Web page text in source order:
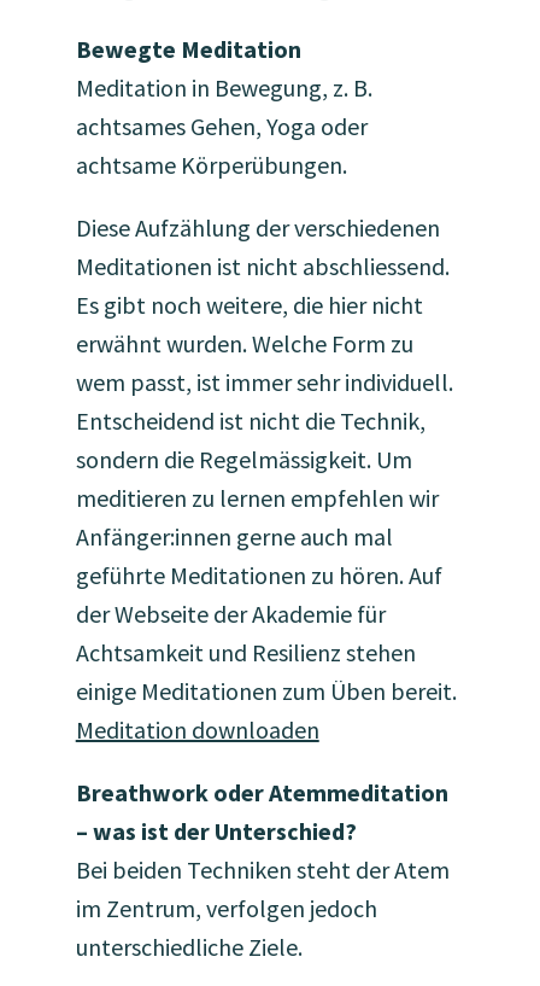
Bewegte Meditation
Meditation in Bewegung, z. B.
achtsames Gehen, Yoga oder
achtsame Körperübungen.
Diese Aufzählung der verschiedenen
Meditationen ist nicht abschliessend.
Es gibt noch weitere, die hier nicht
erwähnt wurden. Welche Form zu
wem passt, ist immer sehr individuell.
Entscheidend ist nicht die Technik,
sondern die Regelmässigkeit. Um
meditieren zu lernen empfehlen wir
Anfänger:innen gerne auch mal
geführte Meditationen zu hören. Auf
der Webseite der Akademie für
Achtsamkeit und Resilienz stehen
einige Meditationen zum Üben bereit.
Meditation downloaden
Breathwork oder Atemmeditation
– was ist der Unterschied?
Bei beiden Techniken steht der Atem
im Zentrum, verfolgen jedoch
unterschiedliche Ziele.